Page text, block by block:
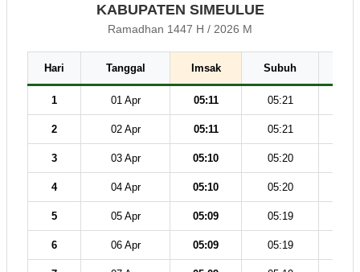
KABUPATEN SIMEULUE
Ramadhan 1447 H / 2026 M
Hari Tanggal Imsak Subuh
1 01 Apr 05:11 05:21
2 02 Apr 05:11 05:21
3 03 Apr 05:10 05:20
4 04 Apr 05:10 05:20
5 05 Apr 05:09 05:19
6 06 Apr 05:09 05:19